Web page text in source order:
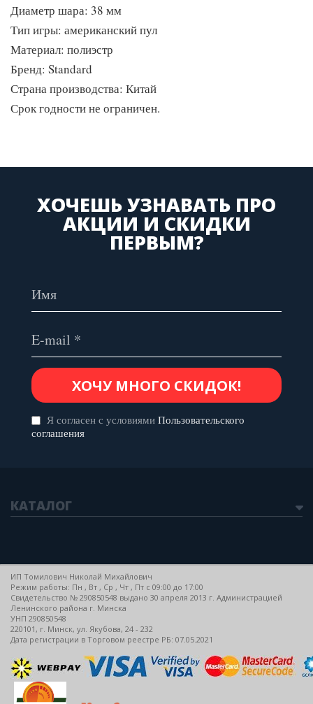
Диаметр шара: 38 мм
Тип игры: американский пул
Материал: полиэстр
Бренд: Standard
Страна производства: Китай
Срок годности не ограничен.
ХОЧЕШЬ УЗНАВАТЬ ПРО
АКЦИИ И СКИДКИ
ПЕРВЫМ?
Я согласен с условиями Пользовательского
соглашения
КАТАЛОГ
ИП Томилович Николай Михайлович
Режим работы: Пн , Вт , Ср , Чт , Пт c 09:00 до 17:00
Свидетельство № 290850548 выдано 30 апреля 2013 г. Администрацией
Ленинского района г. Минска
УНП 290850548
220101, г. Минск, ул. Якубова, 24 - 232
Дата регистрации в Торговом реестре РБ: 07.05.2021